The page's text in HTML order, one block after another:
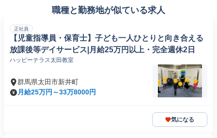
職種と勤務地が似ている求人
正社員
【児童指導員・保育士】子ども一人ひとりと向き合える
放課後等デイサービス|月給25万円以上・完全週休2日
ハッピーテラス太田教室
群馬県太田市新井町
月給25万円～33万8000円
気になる